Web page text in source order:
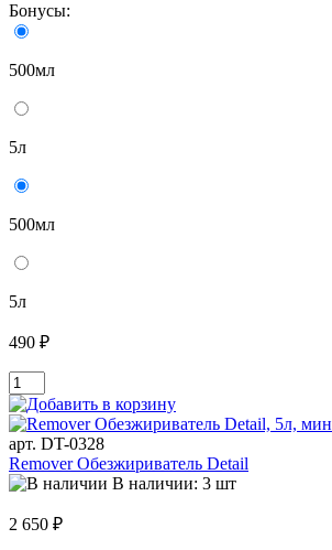
Бонусы:
500мл
5л
500мл
5л
490 ₽
арт. DT-0328
Remover Обезжириватель Detail
В наличии: 3 шт
2 650 ₽